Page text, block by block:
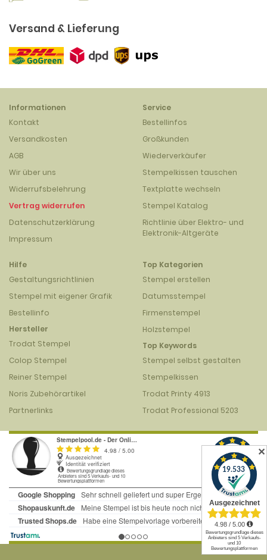
Versand & Lieferung
Informationen
Kontakt
Versandkosten
AGB
Wir über uns
Widerrufsbelehrung
Vertrag widerrufen
Datenschutzerklärung
Impressum
Service
Bestellinfos
Großkunden
Wiederverkäufer
Stempelkissen tauschen
Textplatte wechseln
Stempel Katalog
Richtlinie über Elektro- und
Elektronik-Altgeräte
Hilfe
Gestaltungsrichtlinien
Stempel mit eigener Grafik
Bestellinfo
Hersteller
Trodat Stempel
Colop Stempel
Reiner Stempel
Noris Zubehörartikel
Partnerlinks
Top Kategorien
Stempel erstellen
Datumsstempel
Firmenstempel
Holzstempel
Top Keywords
Stempel selbst gestalten
Stempelkissen
Trodat Printy 4913
Trodat Professional 5203
✕